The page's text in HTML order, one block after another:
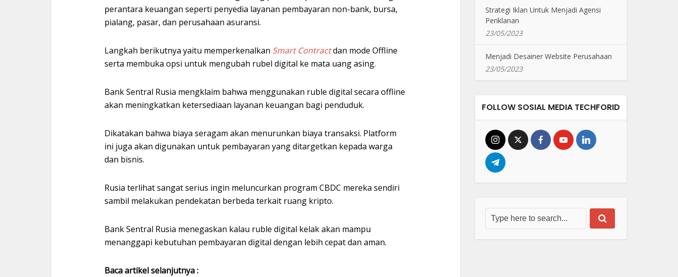
perantara keuangan seperti penyedia layanan pembayaran non-bank, bursa,
pialang, pasar, dan perusahaan asuransi.
Langkah berikutnya yaitu memperkenalkan Smart Contractdan mode Offline
serta membuka opsi untuk mengubah rubel digital ke mata uang asing.
Bank Sentral Rusia mengklaim bahwa menggunakan ruble digital secara offline
akan meningkatkan ketersediaan layanan keuangan bagi penduduk.
Dikatakan bahwa biaya seragam akan menurunkan biaya transaksi. Platform
ini juga akan digunakan untuk pembayaran yang ditargetkan kepada warga
dan bisnis.
Rusia terlihat sangat serius ingin meluncurkan program CBDC mereka sendiri
sambil melakukan pendekatan berbeda terkait ruang kripto.
Bank Sentral Rusia menegaskan kalau ruble digital kelak akan mampu
menanggapi kebutuhan pembayaran digital dengan lebih cepat dan aman.
Baca artikel selanjutnya :
Strategi Iklan Untuk Menjadi Agensi
Periklanan
23/05/2023
Menjadi Desainer Website Perusahaan
23/05/2023
FOLLOW SOSIAL MEDIA TECHFORID